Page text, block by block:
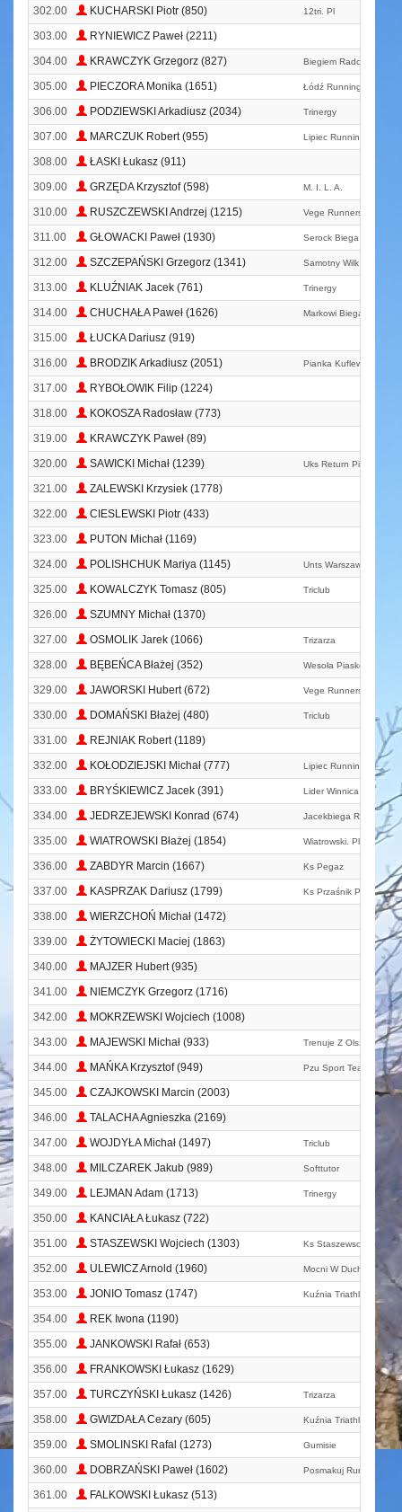
302.00 KUCHARSKI Piotr (850) 12tri. Pl
303.00
RYNIEWICZ Paweł (2211)
304.00
KRAWCZYK Grzegorz (827) Biegiem Radom!
305.00 PIECZORA Monika (1651) Łódź Running Team
306.00 PODZIEWSKI Arkadiusz (2034) Trinergy
307.00 MARCZUK Robert (955) Lipiec Running Team
308.00
ŁASKI Łukasz (911)
309.00
GRZĘDA Krzysztof (598) M. I. L. A.
310.00 RUSZCZEWSKI Andrzej (1215) Vege Runners
311.00 GŁOWACKI Paweł (1930) Serock Biega Z
312.00 SZCZEPAŃSKI Grzegorz (1341) Samotny Wilk
313.00 KLUŹNIAK Jacek (761) Trinergy
314.00 CHUCHAŁA Paweł (1626) Markowi Biegacze
315.00
ŁUCKA Dariusz (919)
316.00
BRODZIK Arkadiusz (2051) Pianka Kuflew
317.00
RYBOŁOWIK Filip (1224)
318.00
KOKOSZA Radosław (773)
319.00
KRAWCZYK Paweł (89)
320.00
SAWICKI Michał (1239) Uks Return Piaeczno
321.00
ZALEWSKI Krzysiek (1778)
322.00
CIESLEWSKI Piotr (433)
323.00
PUTON Michał (1169)
324.00
POLISHCHUK Mariya (1145) Unts Warszawa
325.00 KOWALCZYK Tomasz (805) Triclub
326.00
SZUMNY Michał (1370)
327.00
OSMOLIK Jarek (1066) Trizarza
328.00 BĘBEŃCA Błażej (352) Wesoła Piaskowa
329.00 JAWORSKI Hubert (672) Vege Runners
330.00 DOMAŃSKI Błażej (480) Triclub
331.00
REJNIAK Robert (1189)
332.00
KOŁODZIEJSKI Michał (777) Lipiec Running Team
333.00 BRYŚKIEWICZ Jacek (391) Lider Winnica
334.00 JEDRZEJEWSKI Konrad (674) Jacekbiega Running
335.00 WIATROWSKI Błażej (1854) Wiatrowski. Pl
336.00 ZABDYR Marcin (1667) Ks Pegaz
337.00 KASPRZAK Dariusz (1799) Ks Przaśnik Przasnysz
338.00
WIERZCHOŃ Michał (1472)
339.00
ŻYTOWIECKI Maciej (1863)
340.00
MAJZER Hubert (935)
341.00
NIEMCZYK Grzegorz (1716)
342.00
MOKRZEWSKI Wojciech (1008)
343.00
MAJEWSKI Michał (933) Trenuje Z Olszewskimi
344.00 MAŃKA Krzysztof (949) Pzu Sport Team
345.00
CZAJKOWSKI Marcin (2003)
346.00
TALACHA Agnieszka (2169)
347.00
WOJDYŁA Michał (1497) Triclub
348.00 MILCZAREK Jakub (989) Softtutor
349.00 LEJMAN Adam (1713) Trinergy
350.00
KANCIAŁA Łukasz (722)
351.00
STASZEWSKI Wojciech (1303) Ks Staszewscy
352.00 ULEWICZ Arnold (1960) Mocni W Duchu
353.00 JONIO Tomasz (1747) Kuźnia Triathlonu
354.00
REK Iwona (1190)
355.00
JANKOWSKI Rafał (653)
356.00
FRANKOWSKI Łukasz (1629)
357.00
TURCZYŃSKI Łukasz (1426) Trizarza
358.00 GWIZDAŁA Cezary (605) Kuźnia Triathlonu
359.00 SMOLINSKI Rafal (1273) Gumisie
360.00 DOBRZAŃSKI Paweł (1602) Posmakuj Run Team
361.00
FALKOWSKI Łukasz (513)